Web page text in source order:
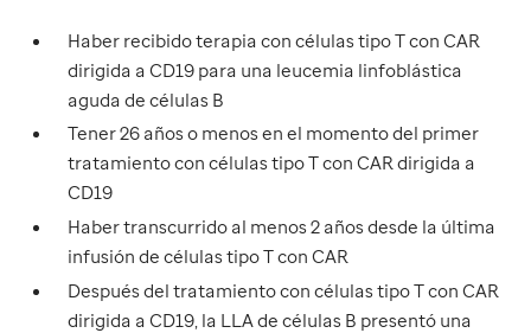
Haber recibido terapia con células tipo T con CAR
dirigida a CD19 para una leucemia linfoblástica
aguda de células B
Tener 26 años o menos en el momento del primer
tratamiento con células tipo T con CAR dirigida a
CD19
Haber transcurrido al menos 2 años desde la última
infusión de células tipo T con CAR
Después del tratamiento con células tipo T con CAR
dirigida a CD19, la LLA de células B presentó una